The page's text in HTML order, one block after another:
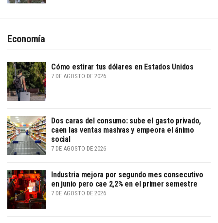
Economía
Cómo estirar tus dólares en Estados Unidos
7 DE AGOSTO DE 2026
Dos caras del consumo: sube el gasto privado,
caen las ventas masivas y empeora el ánimo
social
7 DE AGOSTO DE 2026
Industria mejora por segundo mes consecutivo
en junio pero cae 2,2% en el primer semestre
7 DE AGOSTO DE 2026